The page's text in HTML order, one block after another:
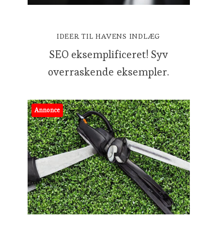
IDEER TIL HAVENS INDLÆG
SEO eksemplificeret! Syv
overraskende eksempler.
Annonce